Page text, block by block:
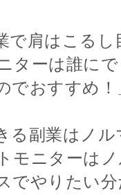
で肩はこる
ターは誰に
でおすすめ！
る副業はノ
モニターは
でやりたい